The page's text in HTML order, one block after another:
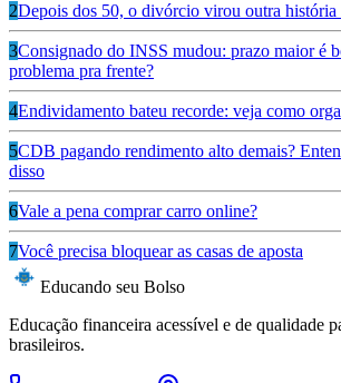
2Depois dos 50, o divórcio virou outra história
3Consignado do INSS mudou: prazo maior é
problema pra frente?
4Endividamento bateu recorde: veja como
5CDB pagando rendimento alto demais?
disso
6Vale a pena comprar carro online?
7Você precisa bloquear as casas de aposta
Educando seu Bolso
Educação financeira acessível e de qualidade
brasileiros.